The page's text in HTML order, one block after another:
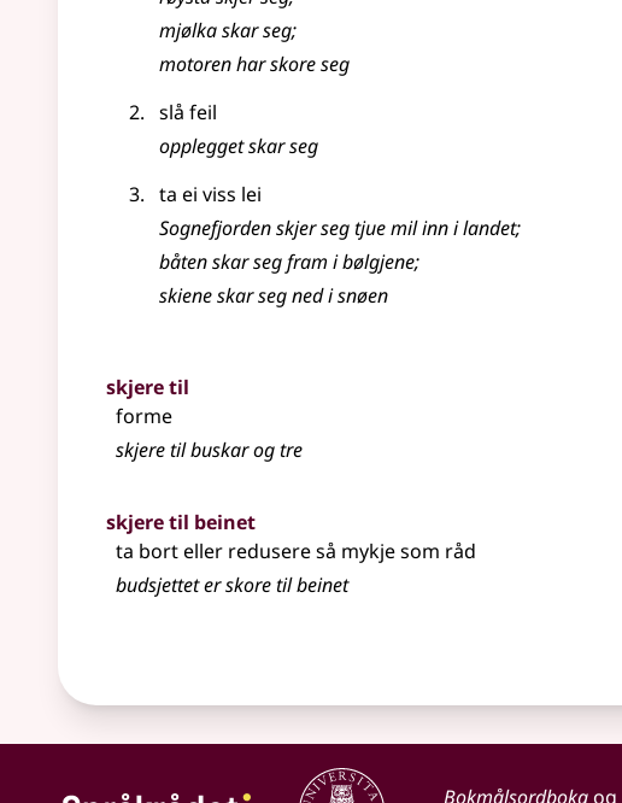
mjølka skar seg;
motoren har skore seg
slå feil
opplegget skar seg
ta ei viss lei
Sognefjorden skjer seg tjue mil inn i landet;
båten skar seg fram i bølgjene;
skiene skar seg ned i snøen
skjere til
forme
skjere til buskar og tre
skjere til beinet
ta bort eller redusere så mykje som råd
budsjettet er skore til beinet
Bokmålsordbokaog